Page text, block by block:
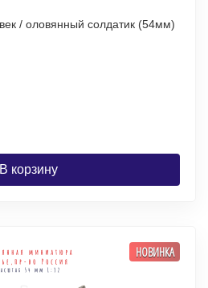
Хартвиг фон Рауте, 13 век / оловянный солдатик (54мм)
В корзину
НОВИНКА